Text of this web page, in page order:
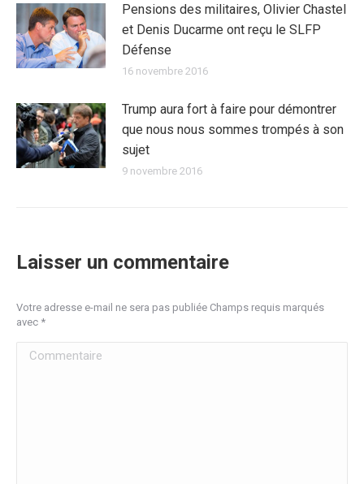
Pensions des militaires, Olivier Chastel
et Denis Ducarme ont reçu le SLFP
Défense
16 novembre 2016
Trump aura fort à faire pour démontrer
que nous nous sommes trompés à son
sujet
9 novembre 2016
Laisser un commentaire
Votre adresse e-mail ne sera pas publiée Champs requis marqués
avec *
Commentaire